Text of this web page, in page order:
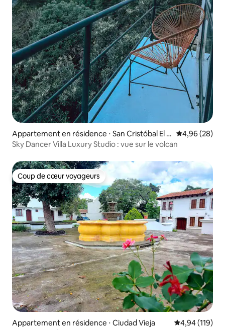
Appartement en résidence ⋅ San Cristóbal El A
lto
Évaluation
4,96 (28)
Sky Dancer Villa Luxury Studio : vue sur le volcan
Coup de cœur voyageurs
Coup de cœur voyageurs
Appartement en résidence ⋅ Ciudad Vieja Évaluation
4,94 (119)